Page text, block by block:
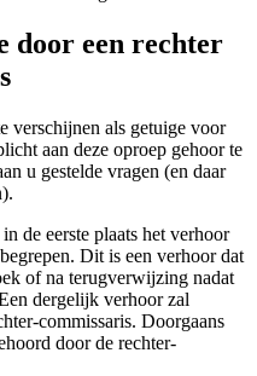
door een rechter
verschijnen als getuige voor
aan deze oproep gehoor te
u gestelde vragen (en daar
de eerste plaats het verhoor
Dit is een verhoor dat
of na terugverwijzing nadat
dergelijk verhoor zal
commissaris. Doorgaans
door de rechter-